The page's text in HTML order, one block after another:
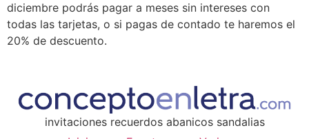
diciembre podrás pagar a meses sin intereses con
todas las tarjetas, o si pagas de contado te haremos el
20% de descuento.
invitaciones recuerdos abanicos sandalias